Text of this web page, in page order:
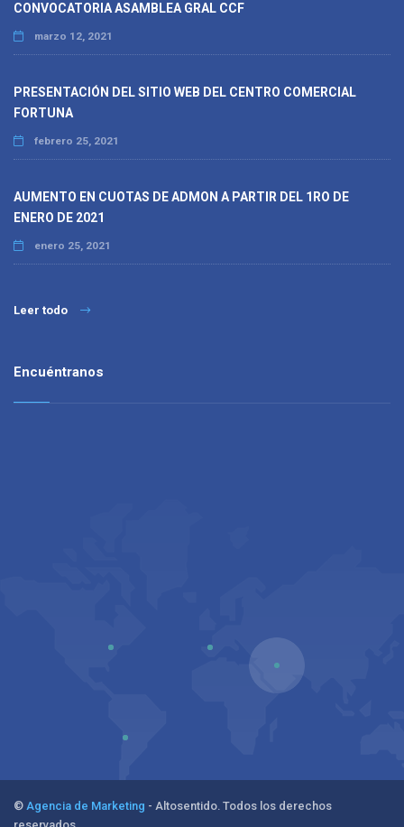
CONVOCATORIA ASAMBLEA GRAL CCF
marzo 12, 2021
PRESENTACIÓN DEL SITIO WEB DEL CENTRO COMERCIAL
FORTUNA
febrero 25, 2021
AUMENTO EN CUOTAS DE ADMON A PARTIR DEL 1RO DE
ENERO DE 2021
enero 25, 2021
Leer todo
Encuéntranos
© Agencia de Marketing - Altosentido. Todos los derechos